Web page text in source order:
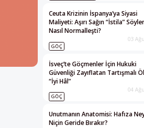
Ceuta Krizinin İspanya’ya Siyasi
Maliyeti: Aşırı Sağın “İstila”
Nasıl Normalleşti?
GÖÇ
03
İsveç’te Göçmenler İçin Hukuki
Güvenliği Zayıflatan Tartışmalı
“İyi Hâl”
GÖÇ
04
Unutmanın Anatomisi: Hafıza
Niçin Geride Bırakır?